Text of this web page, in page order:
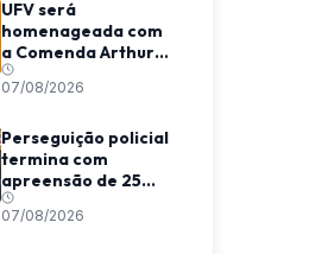
UFV será
homenageada com
a Comenda Arthur
Bernardes em
Viçosa
07/08/2026
Perseguição policial
termina com
apreensão de 25
barras de maconha
entre Viçosa e
07/08/2026